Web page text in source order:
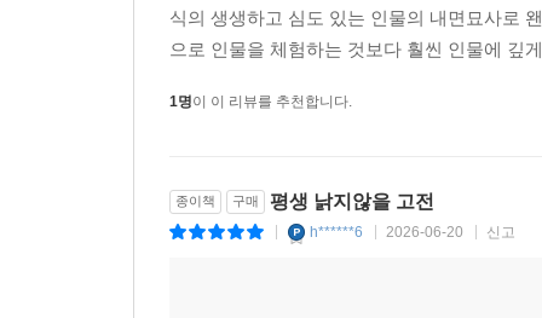
식의 생생하고 심도 있는 인물의 내면묘사로
으로 인물을 체험하는 것보다 훨씬 인물에 깊
1명이 이 리뷰를 추천합니다.
종이책 구매 평생 낡지않을 고전
h******6 2026-06-20 신고